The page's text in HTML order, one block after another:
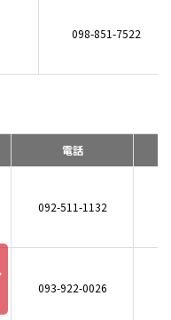
098-851-7522
電話
092-511-1132
093-922-0026